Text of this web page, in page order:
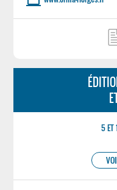
5 ET